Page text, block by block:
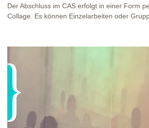
Der Abschluss im CAS erfolgt in einer Form
Collage. Es können Einzelarbeiten oder
Ausbildungsprogramm zu erleben. Die
oder Präsentation. Wir freuen uns über
WO?